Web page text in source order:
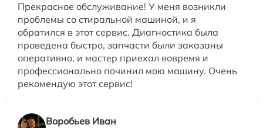
Прекрасное обслуживание! У меня возникли
проблемы со стиральной машиной, и я
обратился в этот сервис. Диагностика была
проведена быстро, запчасти были заказаны
оперативно, и мастер приехал вовремя и
профессионально починил мою машину. Очень
рекомендую этот сервис!
Воробьев Иван